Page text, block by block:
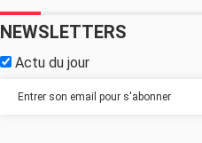
NEWSLETTERS
Actu du jour